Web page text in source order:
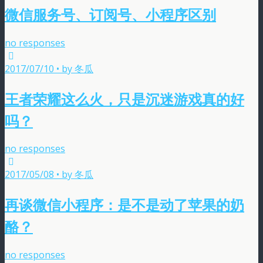
微信服务号、订阅号、小程序区别
no responses
2017/07/10 • by 冬瓜
王者荣耀这么火，只是沉迷游戏真的好
吗？
no responses
2017/05/08 • by 冬瓜
再谈微信小程序：是不是动了苹果的奶
酪？
no responses